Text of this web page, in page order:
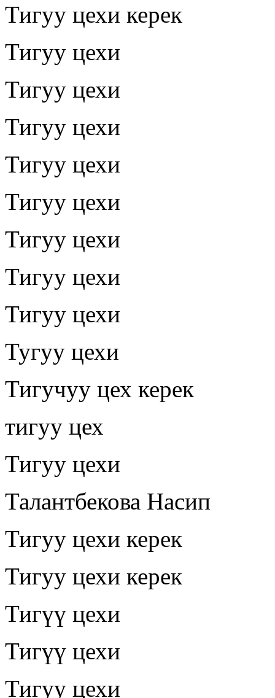
Тигуу цехи керек
Тигуу цехи
Тигуу цехи
Тигуу цехи
Тигуу цехи
Тигуу цехи
Тигуу цехи
Тигуу цехи
Тигуу цехи
Тугуу цехи
Тигучуу цех керек
тигуу цех
Тигуу цехи
Талантбекова Насип
Тигуу цехи керек
Тигуу цехи керек
Тигүү цехи
Тигүү цехи
Тигуу цехи